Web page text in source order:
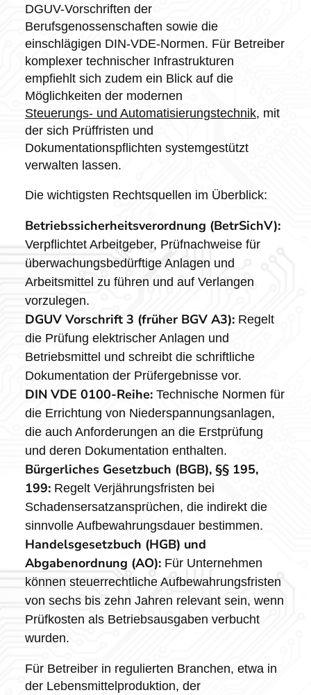
DGUV-Vorschriften der
Berufsgenossenschaften sowie die
einschlägigen DIN-VDE-Normen. Für Betreiber
komplexer technischer Infrastrukturen
empfiehlt sich zudem ein Blick auf die
Möglichkeiten der modernen
Steuerungs- und Automatisierungstechnik, mit
der sich Prüffristen und
Dokumentationspflichten systemgestützt
verwalten lassen.
Die wichtigsten Rechtsquellen im Überblick:
Betriebssicherheitsverordnung (BetrSichV):
Verpflichtet Arbeitgeber, Prüfnachweise für
überwachungsbedürftige Anlagen und
Arbeitsmittel zu führen und auf Verlangen
vorzulegen.
DGUV Vorschrift 3 (früher BGV A3):Regelt
die Prüfung elektrischer Anlagen und
Betriebsmittel und schreibt die schriftliche
Dokumentation der Prüfergebnisse vor.
DIN VDE 0100-Reihe:Technische Normen für
die Errichtung von Niederspannungsanlagen,
die auch Anforderungen an die Erstprüfung
und deren Dokumentation enthalten.
Bürgerliches Gesetzbuch (BGB), §§ 195,
199:Regelt Verjährungsfristen bei
Schadensersatzansprüchen, die indirekt die
sinnvolle Aufbewahrungsdauer bestimmen.
Handelsgesetzbuch (HGB) und
Abgabenordnung (AO):Für Unternehmen
können steuerrechtliche Aufbewahrungsfristen
von sechs bis zehn Jahren relevant sein, wenn
Prüfkosten als Betriebsausgaben verbucht
wurden.
Für Betreiber in regulierten Branchen, etwa in
der Lebensmittelproduktion, der